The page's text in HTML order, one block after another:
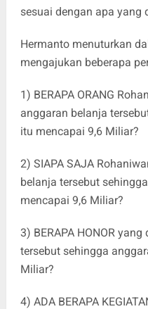
sesuai dengan apa yang
Hermanto menuturkan
mengajukan beberapa
1) BERAPA ORANG
anggaran belanja
itu mencapai 9,6 Miliar?
2) SIAPA SAJA
belanja tersebut
mencapai 9,6 Miliar?
3) BERAPA HONOR
tersebut sehingga
Miliar?
4) ADA BERAPA